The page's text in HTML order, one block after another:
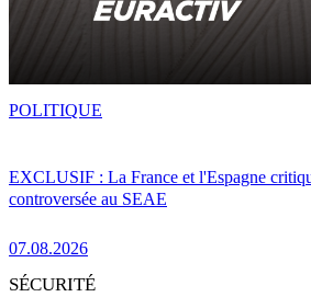
EXCLUSIF : La France et l'Espagne
controversée au SEAE
07.08.2026
POLITIQUE
SÉCURITÉ